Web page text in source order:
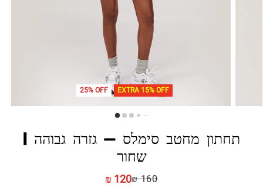
25% OFF EXTRA 15% OFF
תחתון מחטב סימלס - גזרה גבוהה |
שחור
120 ₪ 160 ₪